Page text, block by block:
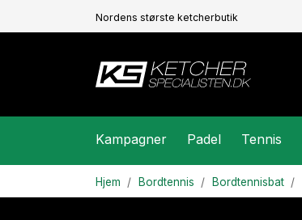
Nordens største ketcherbutik
Kampagner Padel Tennis
Hjem Bordtennis Bordtennisbat